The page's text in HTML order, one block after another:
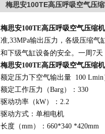
梅思安100TE高压呼吸空气压
梅思安100TE高压呼吸空气压缩机
准,33MPa输出压力，各级压缩
和下级气缸设备的安全。一周7
梅思安100TE高压呼吸空气压缩机
额定压力下空气输出量 100 Lmin
额定工作压力（Barg）： 330
驱动功率（kW）： 2.2
驱动方式： 单相电机
长度（mm）： 660*340 *420mm